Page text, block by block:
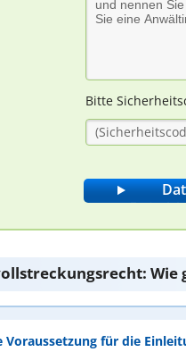
Bitte
Wie
Voraussetzung für die